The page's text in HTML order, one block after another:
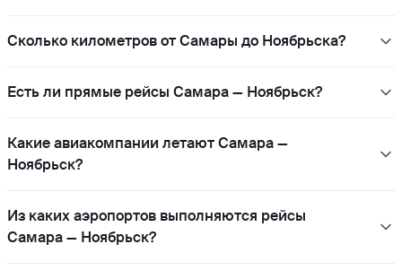
Сколько километров от Самары до Ноябрьска?
Есть ли прямые рейсы Самара — Ноябрьск?
Какие авиакомпании летают Самара —
Ноябрьск?
Из каких аэропортов выполняются рейсы
Самара — Ноябрьск?